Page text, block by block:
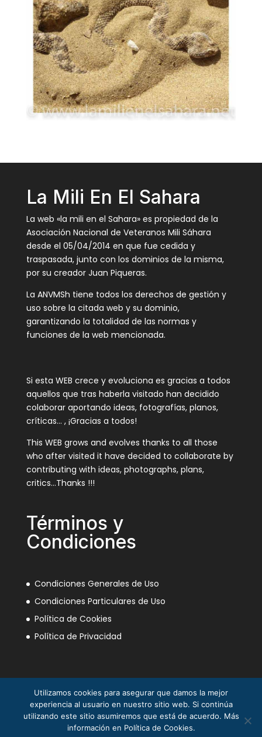
La Mili En El Sahara
La web «la mili en el Sahara» es propiedad de la
Asociación Nacional de Veteranos Mili Sáhara
desde el 05/04/2014 en que fue cedida y
traspasada, junto con los dominios de la misma,
por su creador Juan Piqueras.
La ANVMSh tiene todos los derechos de gestión y
uso sobre la citada web y su dominio,
garantizando la totalidad de las normas y
funciones de la web mencionada.
Si esta WEB crece y evoluciona es gracias a todos
aquellos que tras haberla visitado han decidido
colaborar aportando ideas, fotografías, planos,
críticas… , ¡Gracias a todos!
This WEB grows and evolves thanks to all those
who after visited it have decided to collaborate by
contributing with ideas, photographs, plans,
critics…Thanks !!!
Términos y
Condiciones
Condiciones Generales de Uso
Condiciones Particulares de Uso
Política de Cookies
Política de Privacidad
La Mili en el Sáhara ® Juan Piqueras 2003-2013
Utilizamos cookies para asegurar que damos la mejor
experiencia al usuario en nuestro sitio web. Si continúa
utilizando este sitio asumiremos que está de acuerdo. Más
información en Política de Cookies.